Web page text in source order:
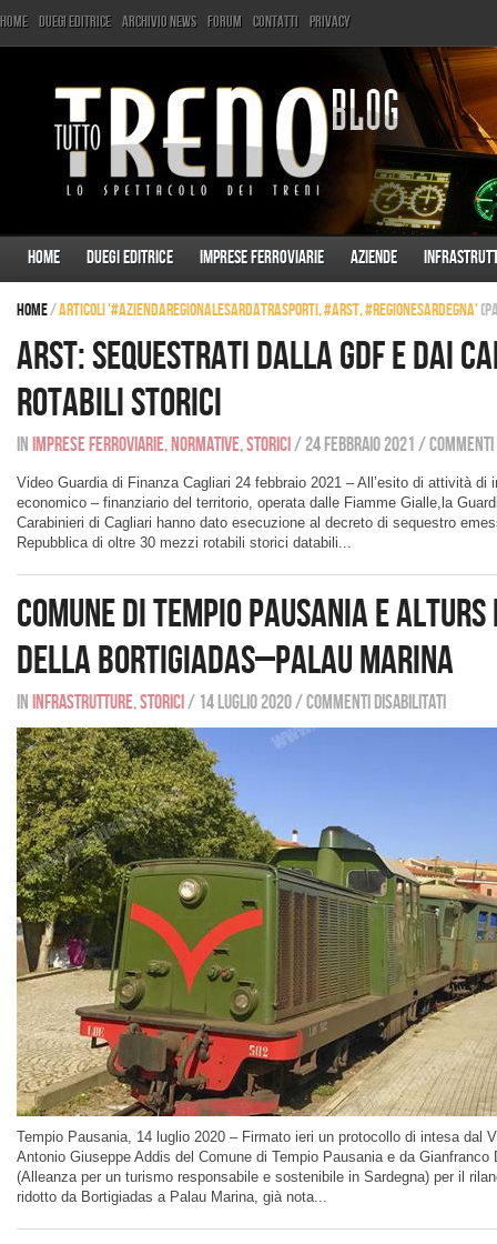
Home Duegi Editrice Archivio News Forum Contatti Privacy
Home Duegi Editrice Imprese ferroviarie Aziende
Home/Articoli '#AziendaRegionaleSardaTrasporti, #ARST, #RegioneSardegna'
ARST: sequestrati dalla GdF e dai
rotabili storici
In Imprese ferroviarie, Normative,Storici /24 febbraio 2021 /
Video Guardia di Finanza Cagliari 24 febbraio 2021 – All’esito di attività di
economico – finanziario del territorio, operata dalle Fiamme Gialle,la
Carabinieri di Cagliari hanno dato esecuzione al decreto di sequestro
Repubblica di oltre 30 mezzi rotabili storici databili...
Comune di Tempio Pausania e
della Bortigiadas–Palau Marina
In Infrastrutture,Storici / 14 luglio 2020/Commenti disabilitati
Tempio Pausania, 14 luglio 2020 – Firmato ieri un protocollo di intesa dal
Antonio Giuseppe Addis del Comune di Tempio Pausania e da
(Alleanza per un turismo responsabile e sostenibile in Sardegna) per il
ridotto da Bortigiadas a Palau Marina, già nota...